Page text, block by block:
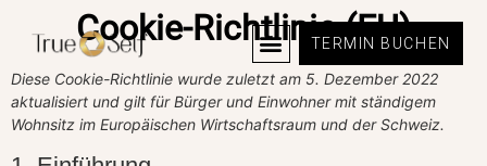
TERMIN BUCHEN
Cookie-Richtlinie (EU)
Diese Cookie-Richtlinie wurde zuletzt am 5. Dezember 2022
aktualisiert und gilt für Bürger und Einwohner mit ständigem
Wohnsitz im Europäischen Wirtschaftsraum und der Schweiz.